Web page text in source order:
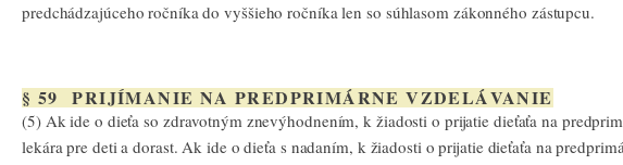
predchádzajúceho ročníka do vyššieho ročníka len so súhlasom zákonného zástupcu.
§ 59 PRIJÍMANIE NA PREDPRIMÁRNE VZDELÁVANIE
(5) Ak ide o dieťa so zdravotným znevýhodnením, k žiadosti o prijatie dieťaťa na
lekára pre deti a dorast. Ak ide o dieťa s nadaním, k žiadosti o prijatie dieťaťa na